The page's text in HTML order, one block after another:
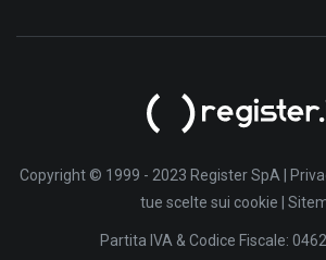
Copyright © 1999 - 2023 Register SpA |
tue scelte sui cookie
Partita IVA & Codice Fiscale: